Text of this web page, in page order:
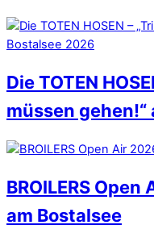
Die TOTEN
müssen
BROILERS
am Bostalsee